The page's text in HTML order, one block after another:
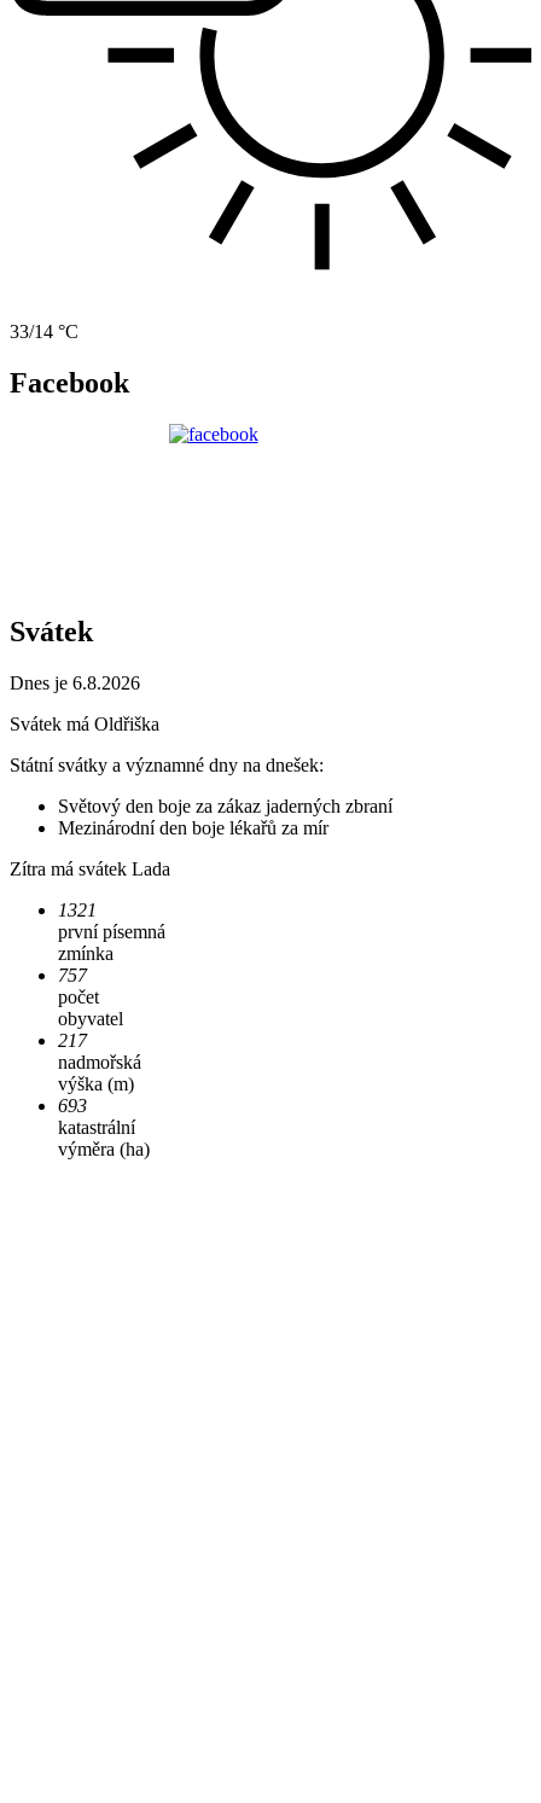
33/14 °C
Facebook
Svátek
Dnes je 6.8.2026
Svátek má Oldřiška
Státní svátky a významné dny na dnešek:
Světový den boje za zákaz jaderných zbraní
Mezinárodní den boje lékařů za mír
Zítra má svátek Lada
1321
první písemná
zmínka
757
počet
obyvatel
217
nadmořská
výška (m)
693
katastrální
výměra (ha)